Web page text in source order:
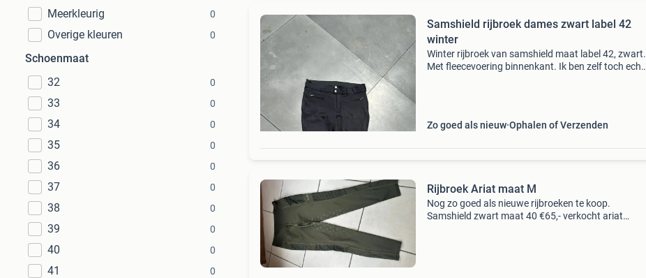
Meerkleurig 0
Overige kleuren 0
Schoenmaat
32
0
33 0
34 0
35 0
36 0
37 0
38 0
39 0
40 0
41 0
Samshield rijbroek dames zwart label 42
winter
Winter rijbroek van samshield maat label 42, zwart.
Met fleecevoering binnenkant. Ik ben zelf toch echt
Zo goed als nieuw Ophalen of Verzenden
Rijbroek Ariat maat M
Nog zo goed als nieuwe rijbroeken te koop.
Samshield zwart maat 40 €65,- verkocht ariat